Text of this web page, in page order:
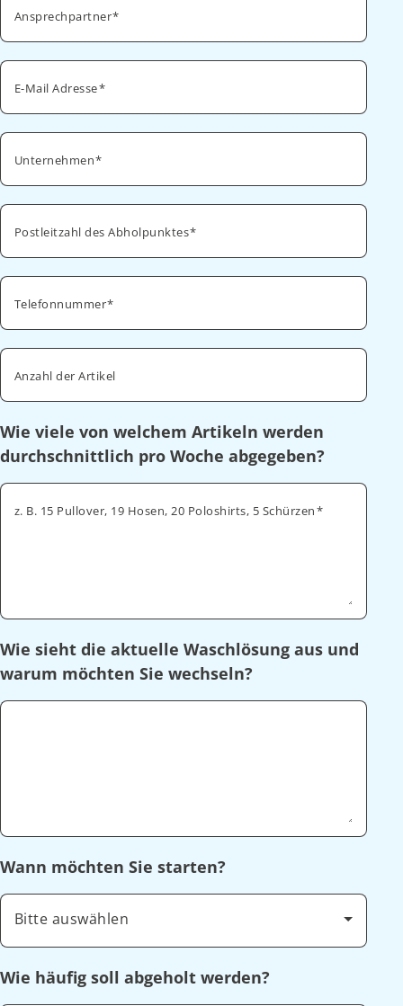
Ansprechpartner
E-Mail Adresse
Unternehmen
Postleitzahl des Abholpunktes
Telefonnummer
Anzahl der Artikel
Wie viele von welchem Artikeln werden
durchschnittlich pro Woche abgegeben?
z. B. 15 Pullover, 19 Hosen, 20 Poloshirts, 5 Schürzen
Wie sieht die aktuelle Waschlösung aus und
warum möchten Sie wechseln?
Wann möchten Sie starten?
Bitte auswählen
Wie häufig soll abgeholt werden?